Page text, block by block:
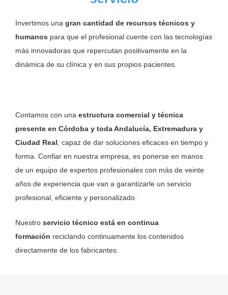
Invertimos una gran cantidad de recursos técnicos y
humanos para que el profesional cuente con las tecnologías
más innovadoras que repercutan positivamente en la
dinámica de su clínica y en sus propios pacientes.
Contamos con una estructura comercial y técnica
presente en Córdoba y toda Andalucía, Extremadura y
Ciudad Real , capaz de dar soluciones eficaces en tiempo y
forma. Confiar en nuestra empresa, es ponerse en manos
de un equipo de expertos profesionales con más de veinte
años de experiencia que van a garantizarle un servicio
profesional, eficiente y personalizado.
Nuestro servicio técnico está en continua
formación reciclando continuamente los contenidos
directamente de los fabricantes.